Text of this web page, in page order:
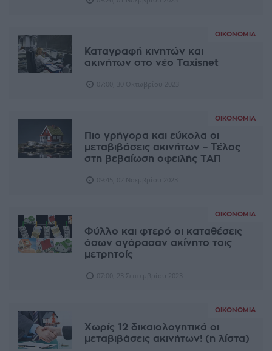
ΟΙΚΟΝΟΜΊΑ
Καταγραφή κινητών και
ακινήτων στο νέο Taxisnet
ΟΙΚΟΝΟΜΊΑ
Πιο γρήγορα και εύκολα οι
μεταβιβάσεις ακινήτων – Τέλος
στη βεβαίωση οφειλής ΤΑΠ
ΟΙΚΟΝΟΜΊΑ
Φύλλο και φτερό οι καταθέσεις
όσων αγόρασαν ακίνητο τοις
μετρητοίς
ΟΙΚΟΝΟΜΊΑ
Χωρίς 12 δικαιολογητικά οι
μεταβιβάσεις ακινήτων! (η λίστα)